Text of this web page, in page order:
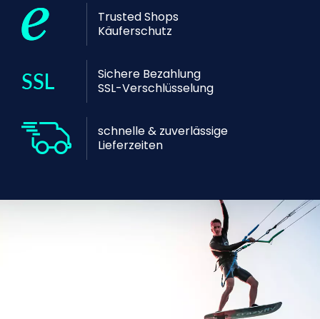
Trusted Shops
Käuferschutz
Sichere Bezahlung
SSL-Verschlüsselung
schnelle & zuverlässige
Lieferzeiten